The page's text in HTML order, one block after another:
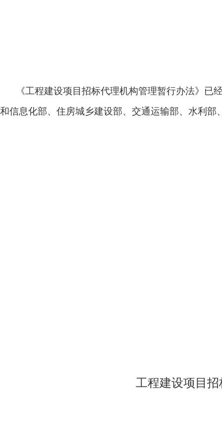
《工程建设项目招标代理机构管理暂行办法》已
和信息化部、住房城乡建设部、交通运输部、水利
工程建设项目